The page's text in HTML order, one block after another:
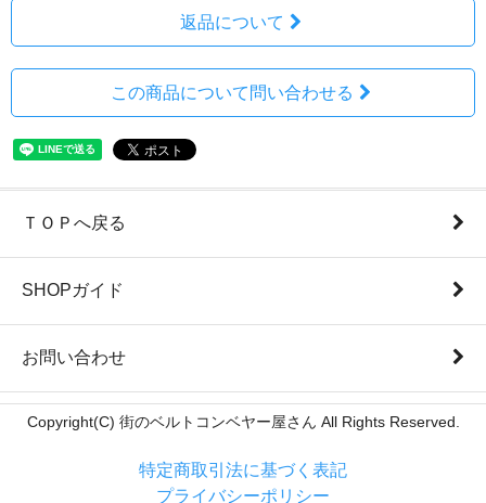
返品について
この商品について問い合わせる
ＴＯＰへ戻る
SHOPガイド
お問い合わせ
Copyright(C) 街のベルトコンベヤー屋さん All Rights Reserved.
特定商取引法に基づく表記
プライバシーポリシー